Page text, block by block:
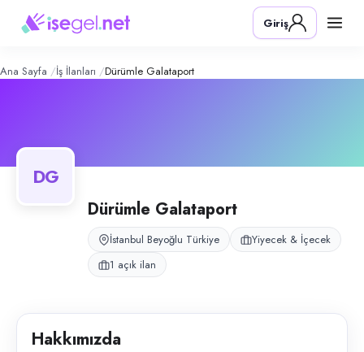
Galataport – Şirket Profili
Konum:
Dürümle Galataport, İstanbul Beyoğlu Galataport’ta dürüm restoran
Giriş
Ana Sayfa İş İlanları Dürümle Galataport
DG
Dürümle Galataport
İstanbul Beyoğlu Türkiye
Yiyecek & İçecek
1 açık ilan
Hakkımızda